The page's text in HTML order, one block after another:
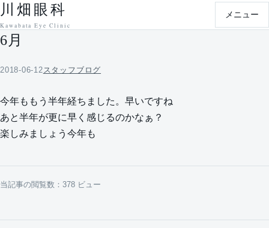
本文へ移動
川畑眼科
Kawabata Eye Clinic
メニュー
6月
2018-06-12 スタッフブログ
今年ももう半年経ちました。早いですね
あと半年が更に早く感じるのかなぁ？
楽しみましょう今年も
当記事の閲覧数：378 ビュー